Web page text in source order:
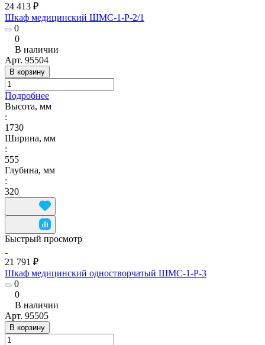
24 413 ₽
Шкаф медицинский ШМС-1-Р-2/1
0
0
В наличии
Арт. 95504
В корзину
Подробнее
Высота, мм
:
1730
Ширина, мм
:
555
Глубина, мм
:
320
Быстрый просмотр
21 791 ₽
Шкаф медицинский одностворчатый ШМС-1-Р-3
0
0
В наличии
Арт. 95505
В корзину